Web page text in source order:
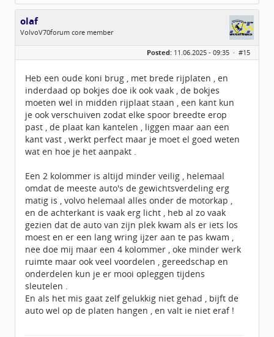
olaf
VolvoV70forum core member
Geslacht:
Berichten:
2128
Posted: 11.06.2025 - 09:35 · #15
Heb een oude koni brug , met brede rijplaten , en
inderdaad op bokjes doe ik ook vaak , de bokjes
moeten wel in midden rijplaat staan , een kant kun
je ook verschuiven zodat elke spoor breedte erop
past , de plaat kan kantelen , liggen maar aan een
kant vast , werkt perfect maar je moet el goed weten
wat en hoe je het aanpakt .
Een 2 kolommer is altijd minder veilig , helemaal
omdat de meeste auto's de gewichtsverdeling erg
matig is , volvo helemaal alles onder de motorkap ,
en de achterkant is vaak erg licht , heb al zo vaak
gezien dat de auto van zijn plek kwam als er iets los
moest en er een lang wring ijzer aan te pas kwam ,
nee doe mij maar een 4 kolommer , oke minder werk
ruimte maar ook veel voordelen , gereedschap en
onderdelen kun je er mooi opleggen tijdens
sleutelen .
En als het mis gaat zelf gelukkig niet gehad , bijft de
auto wel op de platen hangen , en valt ie niet eraf !